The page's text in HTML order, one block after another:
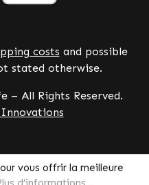
costs and possible
stated otherwise.
– All Rights Reserved.
vous offrir la meilleure